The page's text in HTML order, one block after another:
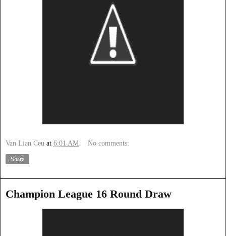
Van Lian Ceu at 6:01 AM No comments:
Share
Champion League 16 Round Draw